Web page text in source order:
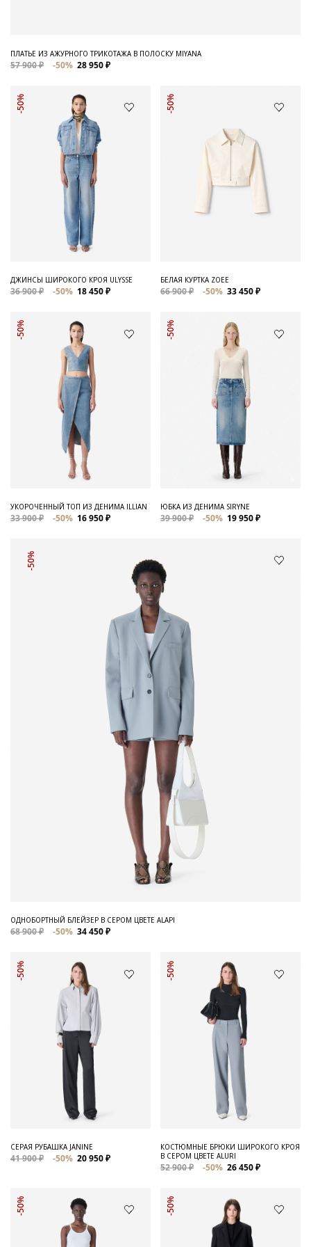
ПЛАТЬЕ ИЗ АЖУРНОГО ТРИКОТАЖА В ПОЛОСКУ MIYANA
57 900 ₽ -50% 28 950 ₽
-50%
ДЖИНСЫ ШИРОКОГО КРОЯ ULYSSE
36 900 ₽ -50% 18 450 ₽
-50%
БЕЛАЯ КУРТКА ZOEE
66 900 ₽ -50% 33 450 ₽
-50%
УКОРОЧЕННЫЙ ТОП ИЗ ДЕНИМА ILLIAN
33 900 ₽ -50% 16 950 ₽
-50%
ЮБКА ИЗ ДЕНИМА SIRYNE
39 900 ₽ -50% 19 950 ₽
-50%
ОДНОБОРТНЫЙ БЛЕЙЗЕР В СЕРОМ ЦВЕТЕ ALAPI
68 900 ₽ -50% 34 450 ₽
-50%
СЕРАЯ РУБАШКА JANINE
41 900 ₽ -50% 20 950 ₽
-50%
КОСТЮМНЫЕ БРЮКИ ШИРОКОГО КРОЯ
В СЕРОМ ЦВЕТЕ ALURI
52 900 ₽ -50% 26 450 ₽
-50% -50%